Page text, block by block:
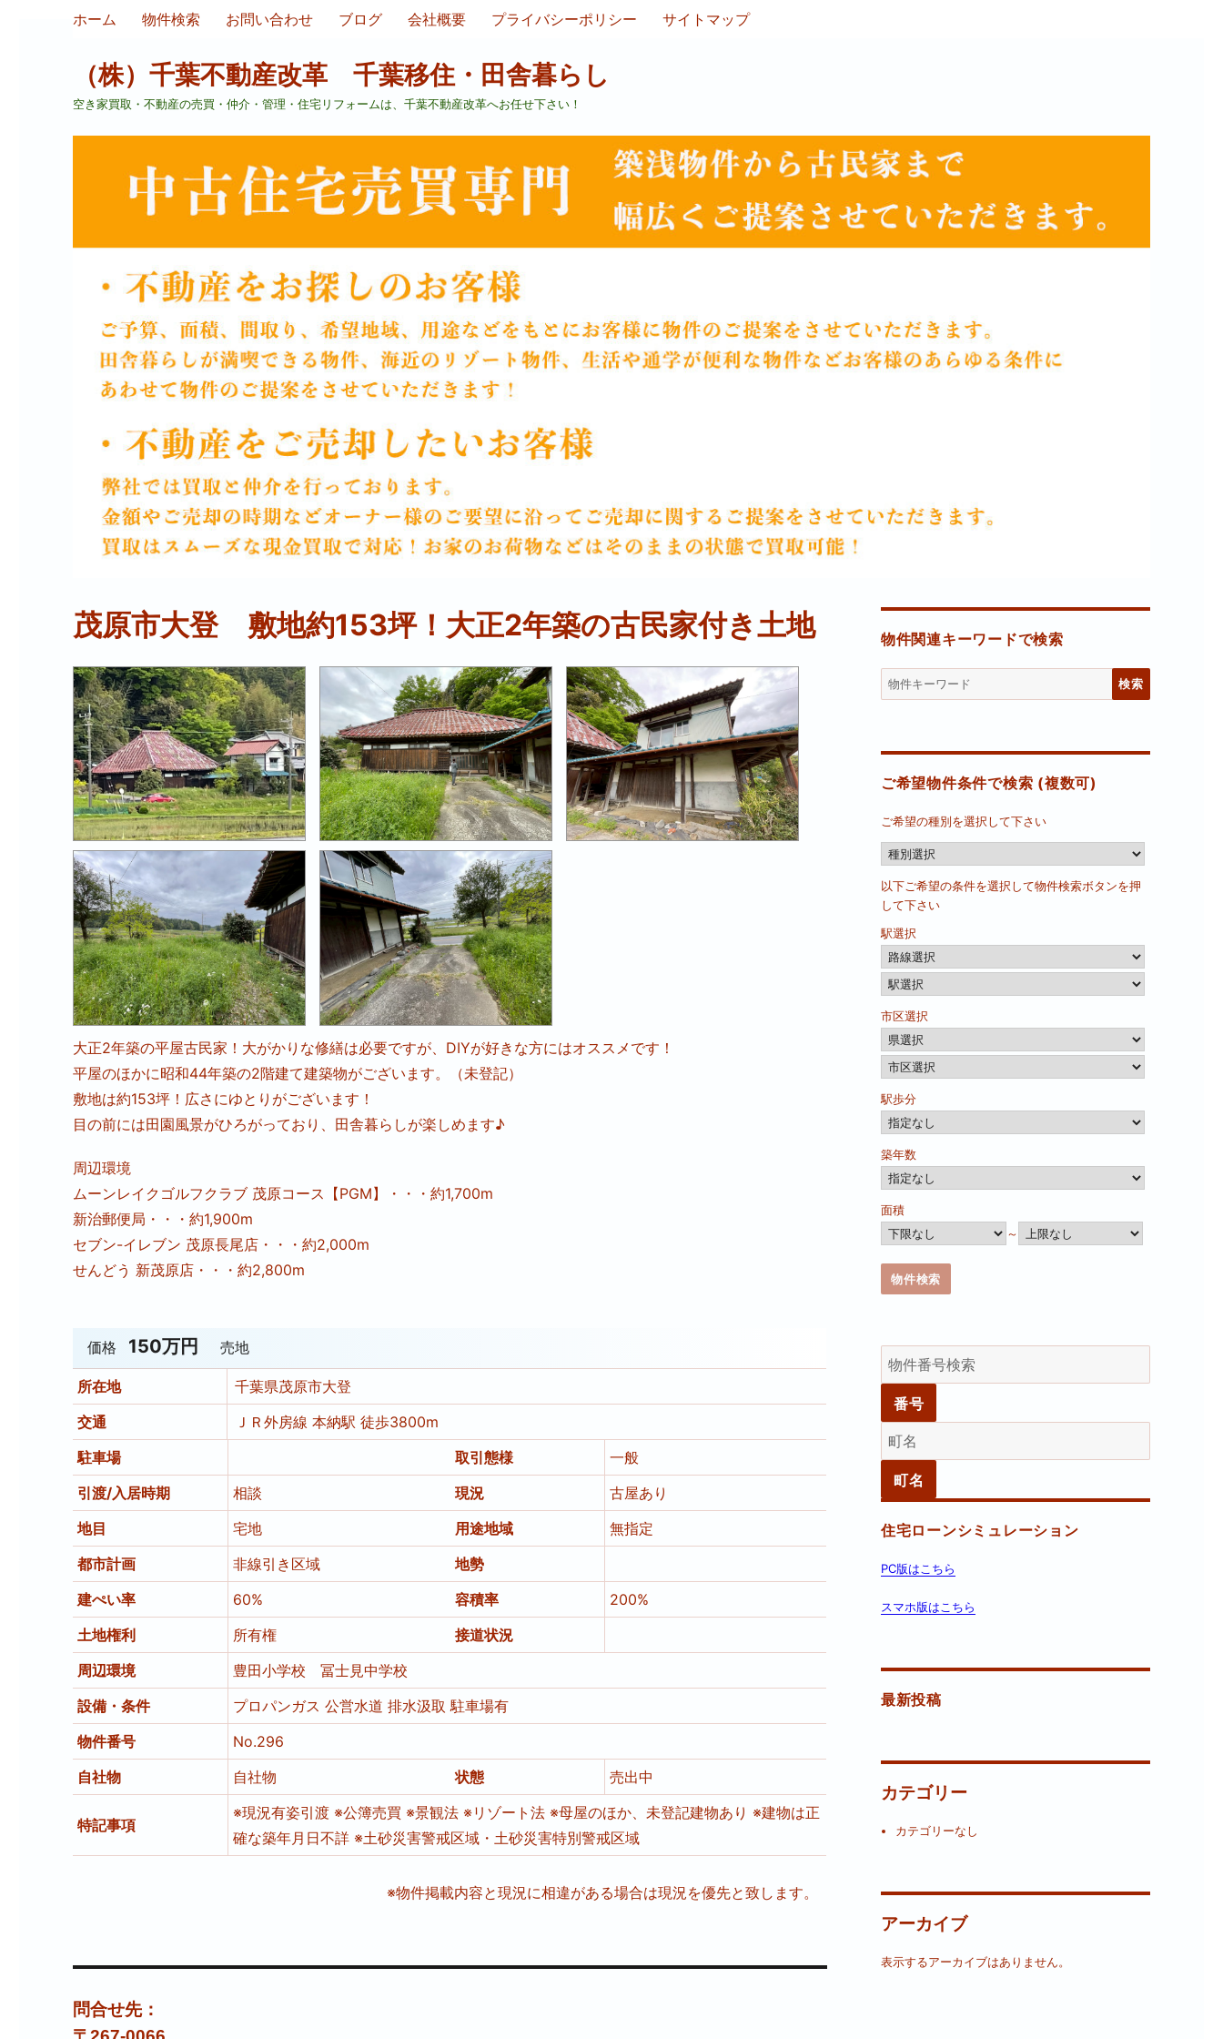
（株）千葉不動産改革 千葉移住・田舎暮らし
空き家買取・不動産の売買・仲介・管理・住宅リフォームは、千葉不動産改革へお任せ下さい！
ホーム 物件検索 お問い合わせ ブログ 会社概要 プライバシーポリシー サイトマップ
茂原市大登 敷地約153坪！大正2年築の古民家付き土地
大正2年築の平屋古民家！大がかりな修繕は必要ですが、DIYが好きな方にはオススメです！
平屋のほかに昭和44年築の2階建て建築物がございます。（未登記）
敷地は約153坪！広さにゆとりがございます！
目の前には田園風景がひろがっており、田舎暮らしが楽しめます♪
周辺環境
ムーンレイクゴルフクラブ 茂原コース【PGM】・・・約1,700m
新治郵便局・・・約1,900m
セブン-イレブン 茂原長尾店・・・約2,000m
せんどう 新茂原店・・・約2,800m
価格 150万円 売地
所在地
千葉県茂原市大登
交通
ＪＲ外房線 本納駅 徒歩3800m
駐車場
取引態様
一般
引渡/入居時期
相談 現況
古屋あり
地目
宅地 用途地域
無指定
都市計画
非線引き区域
地勢
建ぺい率
60% 容積率
200%
土地権利
所有権
接道状況
周辺環境
豊田小学校 冨士見中学校
設備・条件
プロパンガス 公営水道 排水汲取 駐車場有
物件番号
No.296
自社物
自社物 状態 売出中
特記事項
※現況有姿引渡 ※公簿売買 ※景観法 ※リゾート法 ※母屋のほか、未登記建物あり ※建物は正
確な築年月日不詳 ※土砂災害警戒区域・土砂災害特別警戒区域
※物件掲載内容と現況に相違がある場合は現況を優先と致します。
問合せ先：
物件関連キーワードで検索
物
件
(キ
ワ
ド)
ご希望物件条件で検索 (複数可)
ご希望の種別を選択して下さい
以下ご希望の条件を選択して物件検索ボタンを押
して下さい
駅選択
市区選択
駅歩分
築年数
面積
～
住宅ローンシミュレーション
PC版はこちら
スマホ版はこちら
最新投稿
カテゴリー
カテゴリーなし
アーカイブ
表示するアーカイブはありません。